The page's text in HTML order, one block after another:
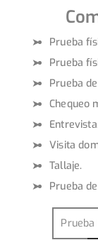
Prueba
Prueba
Prueba
Chequeo
Entrevista.
Visita
Tallaje.
Prueba
Prueba